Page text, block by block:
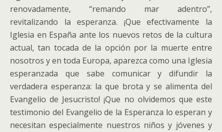
renovadamente, “remando mar adentro”,
revitalizando la esperanza. ¡Que efectivamente la
Iglesia en España ante los nuevos retos de la cultura
actual, tan tocada de la opción por la muerte entre
nosotros y en toda Europa, aparezca como una Iglesia
esperanzada que sabe comunicar y difundir la
verdadera esperanza: la que brota y se alimenta del
Evangelio de Jesucristo! ¡Que no olvidemos que este
testimonio del Evangelio de la Esperanza lo esperan y
necesitan especialmente nuestros niños y jóvenes y